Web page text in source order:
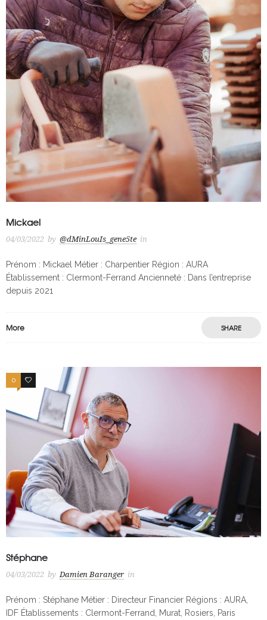
Mickael
04/03/2022 by @dMinLouIs_gene5te in
Prénom : Mickael Métier : Charpentier Région : AURA
Établissement : Clermont-Ferrand Ancienneté : Dans l’entreprise
depuis 2021
More SHARE
0 0
Stéphane
04/03/2022 by Damien Baranger in
Prénom : Stéphane Métier : Directeur Financier Régions : AURA,
IDF Établissements : Clermont-Ferrand, Murat, Rosiers, Paris